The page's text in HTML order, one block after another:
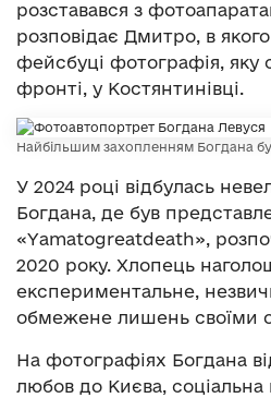
розставався з
розповідає Дмитро, в
фейсбуці фотографія, яку
фронті, у Костянтинівці.
Найбільшим захопленням Богдана
У 2024 році відбулась
Богдана, де був
«Yamatogreatdeath»,
2020 року. Хлопець
експериментальне,
обмежене лишень своїми
На фотографіях Богдана
любов до Києва,